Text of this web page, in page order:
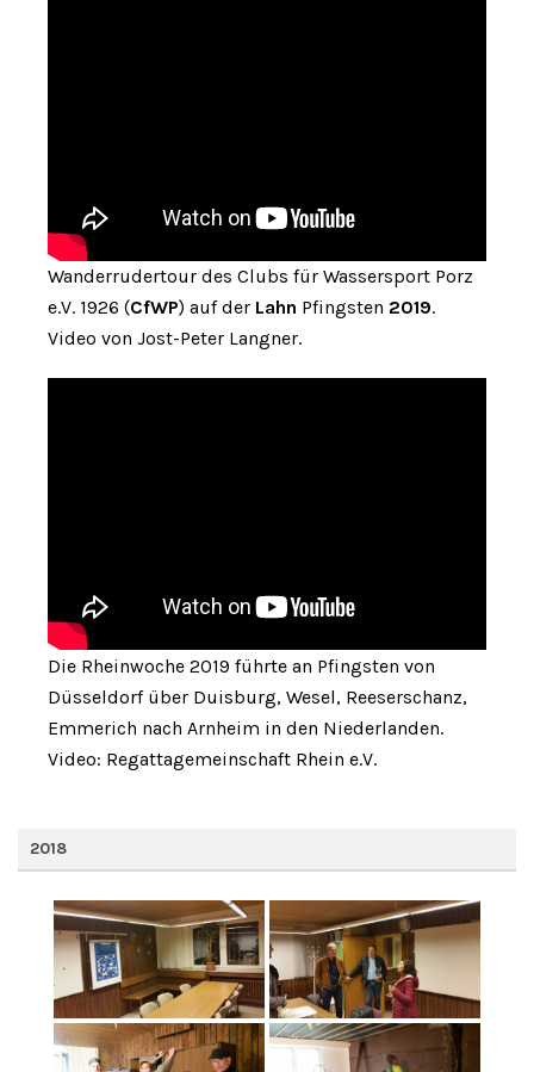
Wanderrudertour des Clubs für Wassersport Porz
e.V. 1926 (CfWP) auf der Lahn Pfingsten 2019.
Video von Jost-Peter Langner.
Die Rheinwoche 2019 führte an Pfingsten von
Düsseldorf über Duisburg, Wesel, Reeserschanz,
Emmerich nach Arnheim in den Niederlanden.
Video: Regattagemeinschaft Rhein e.V.
2018